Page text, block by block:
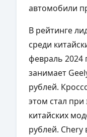
автомобили
В рейтинге
среди
февраль 2024
занимает
рублей.
этом стал
китайских
рублей.